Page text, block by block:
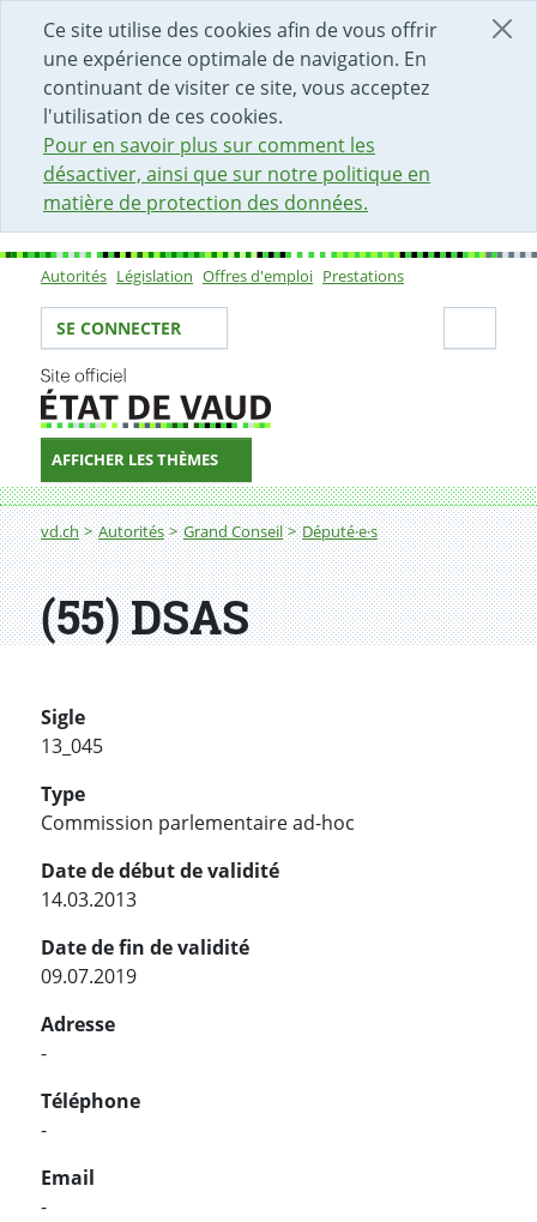
Ce site utilise des cookies afin de vous offrir
une expérience optimale de navigation. En
continuant de visiter ce site, vous acceptez
l'utilisation de ces cookies.
Pour en savoir plus sur comment les
désactiver, ainsi que sur notre politique en
matière de protection des données.
DÉBUT DU CONTENU DE LA PAGE
ACCÈS AU CHAMP DE RECHERCHE
PAGE D'ACCUEIL
FORMULAIRE DE CONTACT
Sous-navigation
Autorités Législation Offres d'emploi Prestations
Votre identité
SE CONNECTER
AFFICHER LES THÈMES
Fil d'Ariane
vd.ch Autorités Grand Conseil Député·e·s
(55) DSAS
Sigle
13_045
Type
Commission parlementaire ad-hoc
Date de début de validité
14.03.2013
Date de fin de validité
09.07.2019
Adresse
-
Téléphone
-
Email
-